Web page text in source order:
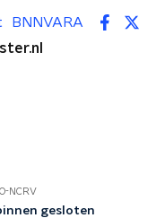
BNNVARA
NCRV
gesloten